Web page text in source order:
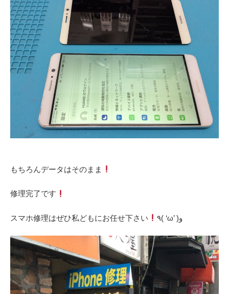
‎もちろんデータはそのまま
‎修理完了です
‎スマホ修理はぜひ私どもにお任せ下さい ٩( ‘ω’ )و